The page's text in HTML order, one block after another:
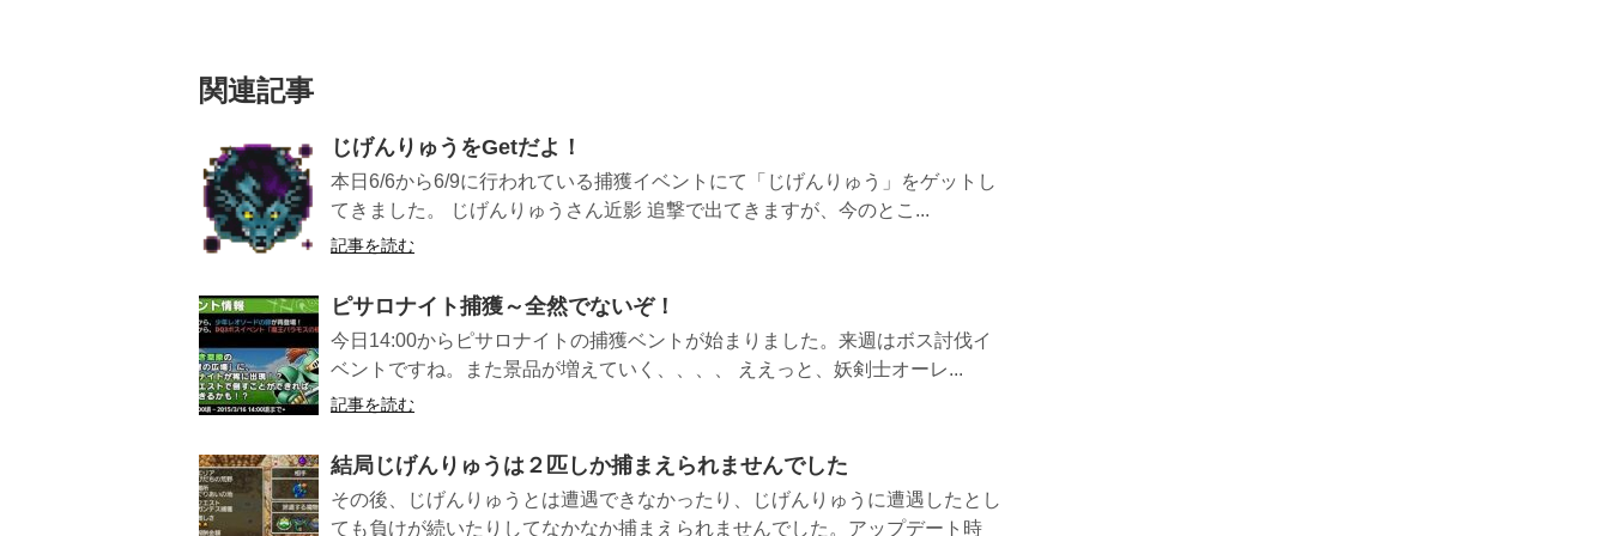
関連記事
じげんりゅうをGetだよ！
本日6/6から6/9に行われている捕獲イベントにて「じげんりゅう」をゲットし
てきました。 じげんりゅうさん近影 追撃で出てきますが、今のとこ...
記事を読む
ピサロナイト捕獲～全然でないぞ！
今日14:00からピサロナイトの捕獲ベントが始まりました。来週はボス討伐イ
ベントですね。また景品が増えていく、、、、 ええっと、妖剣士オーレ...
記事を読む
結局じげんりゅうは２匹しか捕まえられませんでした
その後、じげんりゅうとは遭遇できなかったり、じげんりゅうに遭遇したとし
ても負けが続いたりしてなかなか捕まえられませんでした。アップデート時